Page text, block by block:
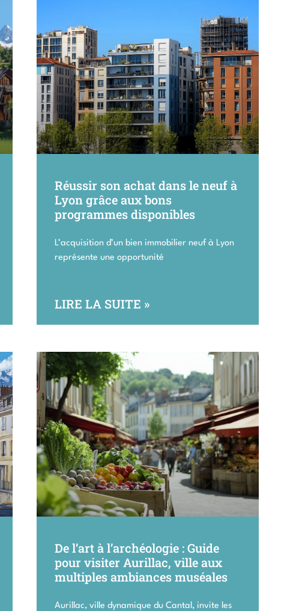
Réussir son achat dans le neuf à
Lyon grâce aux bons
programmes disponibles
L’acquisition d’un bien immobilier neuf à Lyon
représente une opportunité
LIRE LA SUITE »
De l’art à l’archéologie : Guide
pour visiter Aurillac, ville aux
multiples ambiances muséales
Aurillac, ville dynamique du Cantal, invite les